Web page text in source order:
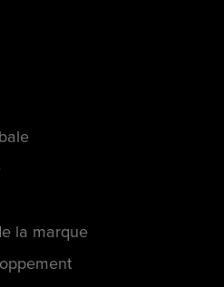
la marque